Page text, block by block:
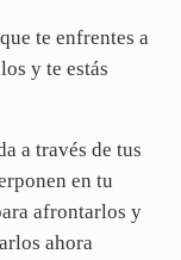
te enfrentes a
y te estás
a través de tus
en tu
afrontarlos y
ahora